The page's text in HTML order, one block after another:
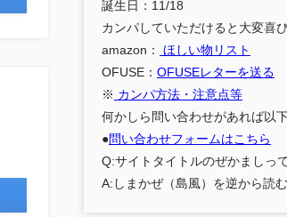
誕生日：11/18
カンパしていただけると大変喜び
amazon：
ほしい物リスト
OFUSE： OFUSEレターを送る
※ カンパ方法・注意点等
何かしら問い合わせがあれば以下
●問い合わせフォームはこちら
Q:サイトタイトルのぜかましっ
A:しまかぜ（島風）を逆から読